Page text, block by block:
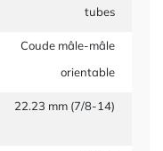
tubes
Coude mâle-mâle
orientable
22.23 mm (7/8-14)